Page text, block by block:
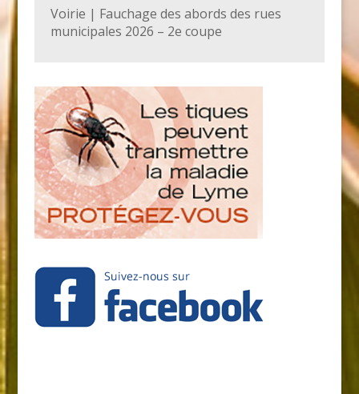
Voirie | Fauchage des abords des rues
municipales 2026 – 2e coupe